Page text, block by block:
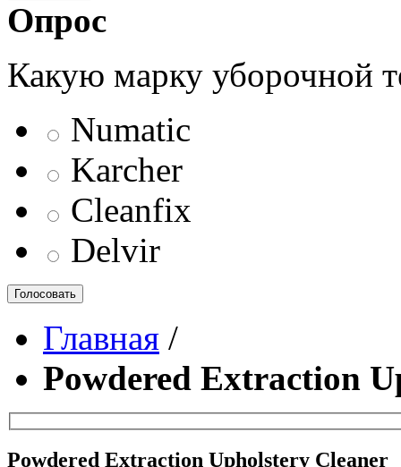
Опрос
Какую марку уборочной
Numatic
Karcher
Cleanfix
Delvir
Голосовать
Главная /
Powdered Extraction
Powdered Extraction Upholstery Cleaner